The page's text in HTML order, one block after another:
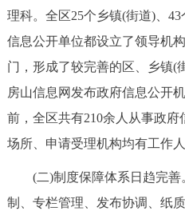
ITALIANO
理科。全区25个乡镇(街道)、
信息公开单位都设立了领导机
门，形成了较完善的区、乡镇(
房山信息网发布政府信息公开
前，全区共有210余人从事政
场所、申请受理机构均有工作
(二)制度保障体系日趋完善
制、专栏管理、发布协调、纸